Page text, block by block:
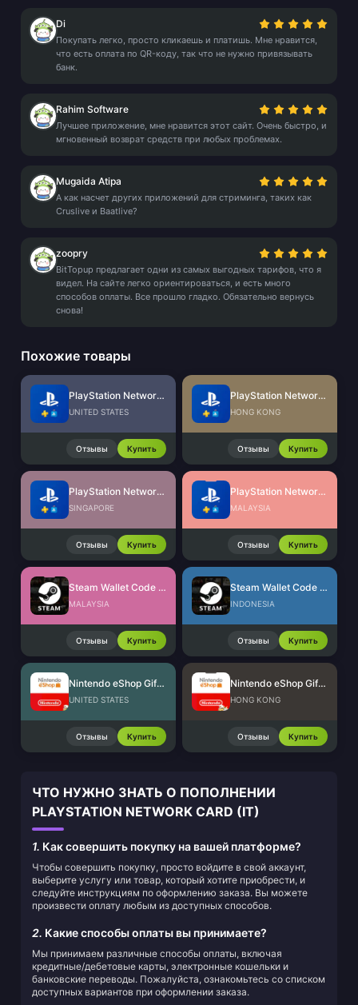
Di
Покупать легко, просто кликаешь и платишь. Мне нравится,
что есть оплата по QR-коду, так что не нужно привязывать
банк.
Rahim Software
Лучшее приложение, мне нравится этот сайт. Очень быстро, и
мгновенный возврат средств при любых проблемах.
Mugaida Atipa
А как насчет других приложений для стриминга, таких как
Cruslive и Baatlive?
zoopry
BitTopup предлагает одни из самых выгодных тарифов, что я
видел. На сайте легко ориентироваться, и есть много
способов оплаты. Все прошло гладко. Обязательно вернусь
снова!
Похожие товары
PlayStation Network Card (US)
UNITED STATES
Отзывы Купить
PlayStation Network Card (HK)
HONG KONG
Отзывы Купить
PlayStation Network Card (SG)
SINGAPORE
Отзывы Купить
PlayStation Network Card (MY)
MALAYSIA
Отзывы Купить
Steam Wallet Code (MYR)
MALAYSIA
Отзывы Купить
Steam Wallet Code (IDR)
INDONESIA
Отзывы Купить
Nintendo eShop Gift Card (US)
UNITED STATES
Отзывы Купить
Nintendo eShop Gift Card (HK)
HONG KONG
Отзывы Купить
ЧТО НУЖНО ЗНАТЬ О ПОПОЛНЕНИИ
PLAYSTATION NETWORK CARD (IT)
1. Как совершить покупку на вашей платформе?
Чтобы совершить покупку, просто войдите в свой аккаунт,
выберите услугу или товар, который хотите приобрести, и
следуйте инструкциям по оформлению заказа. Вы можете
произвести оплату любым из доступных способов.
2. Какие способы оплаты вы принимаете?
Мы принимаем различные способы оплаты, включая
кредитные/дебетовые карты, электронные кошельки и
банковские переводы. Пожалуйста, ознакомьтесь со списком
доступных вариантов при оформлении заказа.